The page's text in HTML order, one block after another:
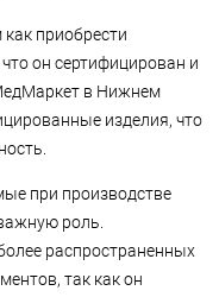
приобрести
он сертифицирован и
в Нижнем
изделия, что
при производстве
роль.
распространенных
так как он